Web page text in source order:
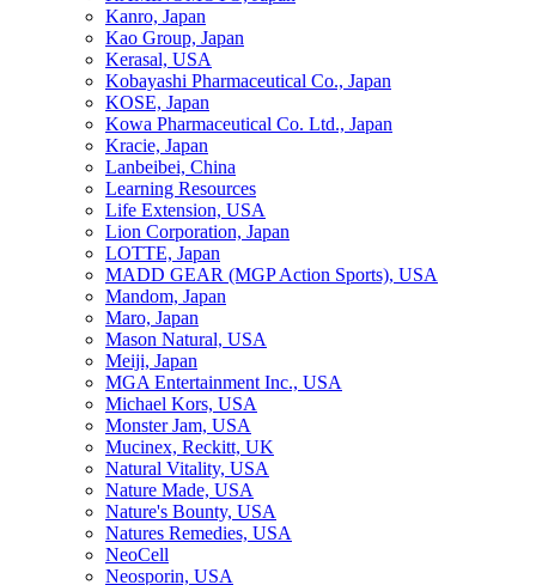
Kanro, Japan
Kao Group, Japan
Kerasal, USA
Kobayashi Pharmaceutical Co., Japan
KOSE, Japan
Kowa Pharmaceutical Co. Ltd., Japan
Kracie, Japan
Lanbeibei, China
Learning Resources
Life Extension, USA
Lion Corporation, Japan
LOTTE, Japan
MADD GEAR (MGP Action Sports), USA
Mandom, Japan
Maro, Japan
Mason Natural, USA
Meiji, Japan
MGA Entertainment Inc., USA
Michael Kors, USA
Monster Jam, USA
Mucinex, Reckitt, UK
Natural Vitality, USA
Nature Made, USA
Nature's Bounty, USA
Natures Remedies, USA
NeoCell
Neosporin, USA